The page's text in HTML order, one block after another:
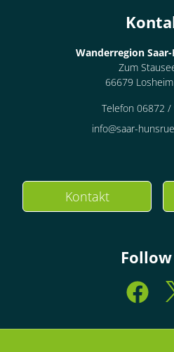
Wanderregion
Zum
66679
Telefon 06872
info@saar-
Kontakt